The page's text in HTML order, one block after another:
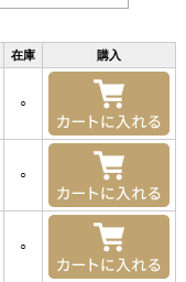
在庫 購入
○
○
○